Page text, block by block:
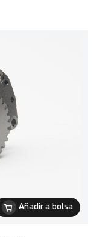
Añadir a bolsa